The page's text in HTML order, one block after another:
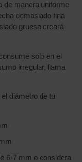
de manera uniforme
demasiado fina
gruesa creará
solo en el
irregular, llama
diámetro de tu
6-7 mm o considera